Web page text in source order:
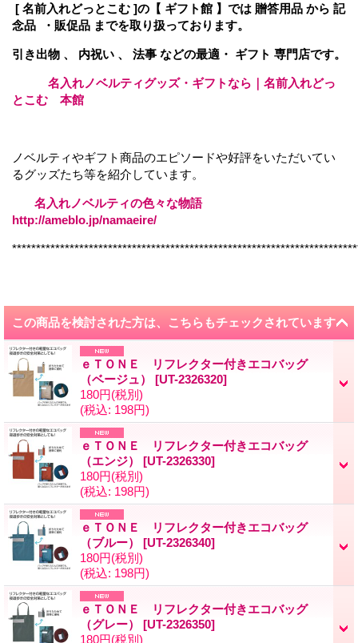
[ 名前入れどっとこむ ]の【 ギフト館 】では 贈答用品 から 記
念品 ・販促品 までを取り扱っております。
引き出物 、 内祝い 、 法事 などの最適・ ギフト 専門店です。
名入れノベルティグッズ・ギフトなら｜名前入れどっ
とこむ 本館
ノベルティやギフト商品のエピソードや好評をいただいてい
るグッズたち等を紹介しています。
名入れノベルティの色々な物語
http://ameblo.jp/namaeire/
この商品を検討された方は、こちらもチェックされています
ｅＴＯＮＥ リフレクター付きエコバッグ
（ベージュ） [UT-2326320]
180円(税別)
(税込: 198円)
ｅＴＯＮＥ リフレクター付きエコバッグ
（エンジ） [UT-2326330]
180円(税別)
(税込: 198円)
ｅＴＯＮＥ リフレクター付きエコバッグ
（ブルー） [UT-2326340]
180円(税別)
(税込: 198円)
ｅＴＯＮＥ リフレクター付きエコバッグ
（グレー） [UT-2326350]
180円(税別)